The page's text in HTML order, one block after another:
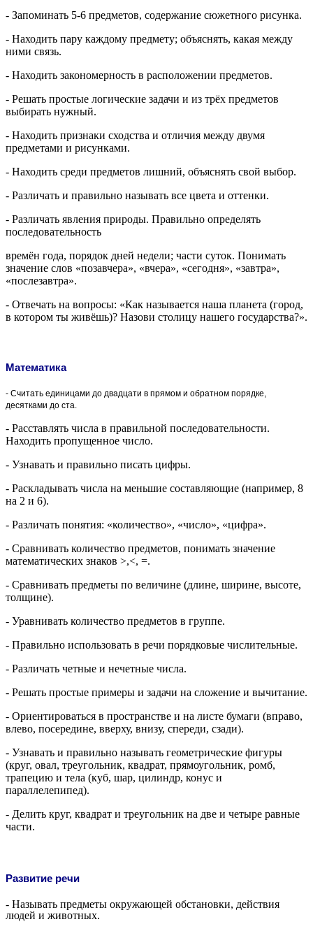
- Запоминать 5-6 предметов, содержание сюжетного рисунка.
- Находить пару каждому предмету; объяснять, какая между
ними связь.
- Находить закономерность в расположении предметов.
- Решать простые логические задачи и из трёх предметов
выбирать нужный.
- Находить признаки сходства и отличия между двумя
предметами и рисунками.
- Находить среди предметов лишний, объяснять свой выбор.
- Различать и правильно называть все цвета и оттенки.
- Различать явления природы. Правильно определять
последовательность
времён года, порядок дней недели; части суток. Понимать
значение слов «позавчера», «вчера», «сегодня», «завтра»,
«послезавтра».
- Отвечать на вопросы: «Как называется наша планета (город,
в котором ты живёшь)? Назови столицу нашего государства?».
Математика
- Считать единицами до двадцати в прямом и обратном порядке,
десятками до ста.
- Расставлять числа в правильной последовательности.
Находить пропущенное число.
- Узнавать и правильно писать цифры.
- Раскладывать числа на меньшие составляющие (например, 8
на 2 и 6).
- Различать понятия: «количество», «число», «цифра».
- Сравнивать количество предметов, понимать значение
математических знаков >,<, =.
- Сравнивать предметы по величине (длине, ширине, высоте,
толщине).
- Уравнивать количество предметов в группе.
- Правильно использовать в речи порядковые числительные.
- Различать четные и нечетные числа.
- Решать простые примеры и задачи на сложение и вычитание.
- Ориентироваться в пространстве и на листе бумаги (вправо,
влево, посередине, вверху, внизу, спереди, сзади).
- Узнавать и правильно называть геометрические фигуры
(круг, овал, треугольник, квадрат, прямоугольник, ромб,
трапецию и тела (куб, шар, цилиндр, конус и
параллелепипед).
- Делить круг, квадрат и треугольник на две и четыре равные
части.
Развитие речи
- Называть предметы окружающей обстановки, действия
людей и животных.